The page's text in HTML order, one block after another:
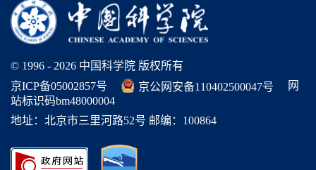
© 1996 - 2026 中国科学院 版权所有
京ICP备05002857号
京公网安备110402500047号
网
站标识码bm48000004
地址：北京市三里河路52号 邮编：100864